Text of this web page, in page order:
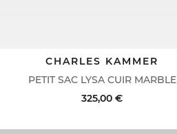
PETIT SAC LYSA CUIR MARBLE
CHARLES KAMMER
325,00 €